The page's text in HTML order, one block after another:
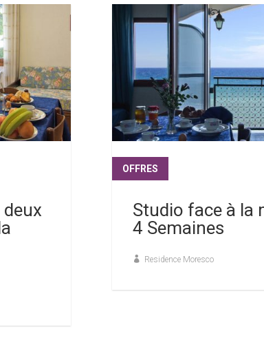
lire plus
Studio face à la
4 Semaines
OFFRES
Residence Moresco